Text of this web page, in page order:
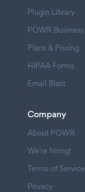
Plugin Library
POWR Business
Plans & Pricing
HIPAA Forms
Email Blast
Company
About POWR
We're hiring!
Terms of Service
Privacy